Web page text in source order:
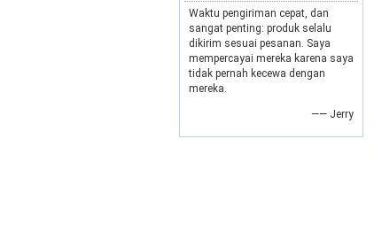
Waktu pengiriman cepat, dan
sangat penting: produk selalu
dikirim sesuai pesanan. Saya
mempercayai mereka karena saya
tidak pernah kecewa dengan
mereka.
—— Jerry